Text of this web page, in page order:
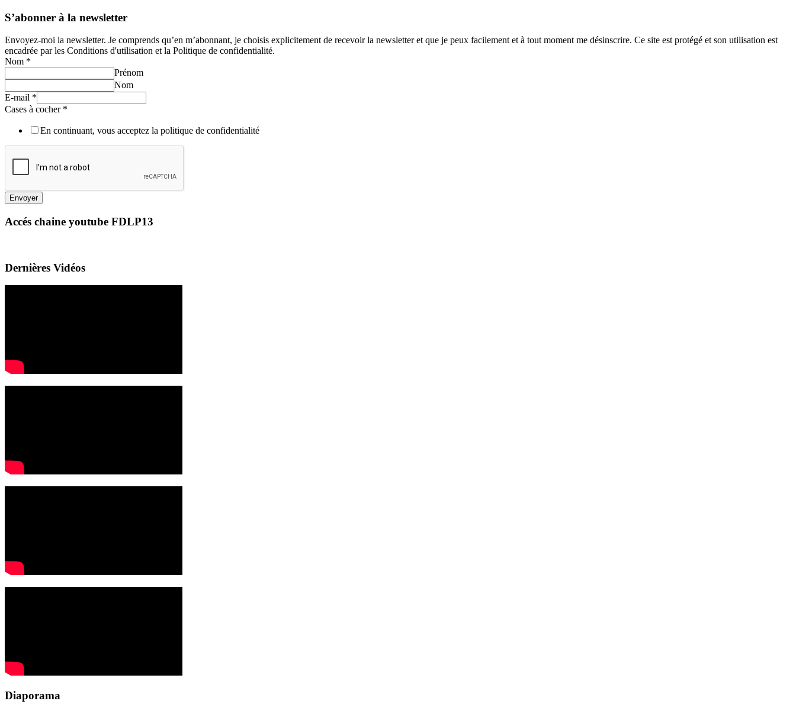
S’abonner à la newsletter
Envoyez-moi la newsletter. Je comprends qu’en m’abonnant, je choisis explicitement de recevoir la newsletter et que je peux facilement et à tout moment me désinscrire. Ce site est protégé et son utilisation est
encadrée par les Conditions d'utilisation et la Politique de confidentialité.
Nom *
Prénom
Nom
E-mail *
Cases à cocher *
En continuant, vous acceptez la politique de confidentialité
Envoyer
Accés chaine youtube FDLP13
Dernières Vidéos
Diaporama